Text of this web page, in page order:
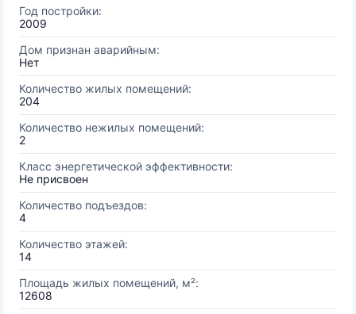
Год постройки:
2009
Дом признан аварийным:
Нет
Количество жилых помещений:
204
Количество нежилых помещений:
2
Класс энергетической эффективности:
Не присвоен
Количество подъездов:
4
Количество этажей:
14
Площадь жилых помещений, м²:
12608